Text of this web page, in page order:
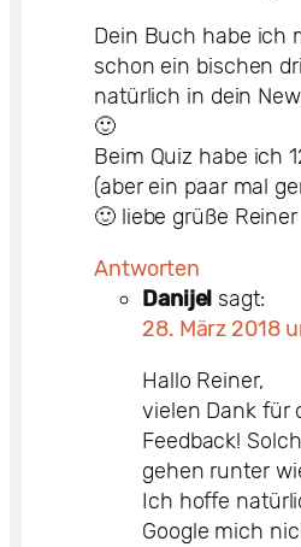
Dein Buch habe ich
schon ein bischen
natürlich in dein
🙂
Beim Quiz habe ich
(aber ein paar mal
🙂 liebe grüße Reiner
Antworten
Danijel sagt:
28. März 2018
Hallo Reiner,
vielen Dank für
Feedback!
gehen runter
Ich hoffe
Google mich